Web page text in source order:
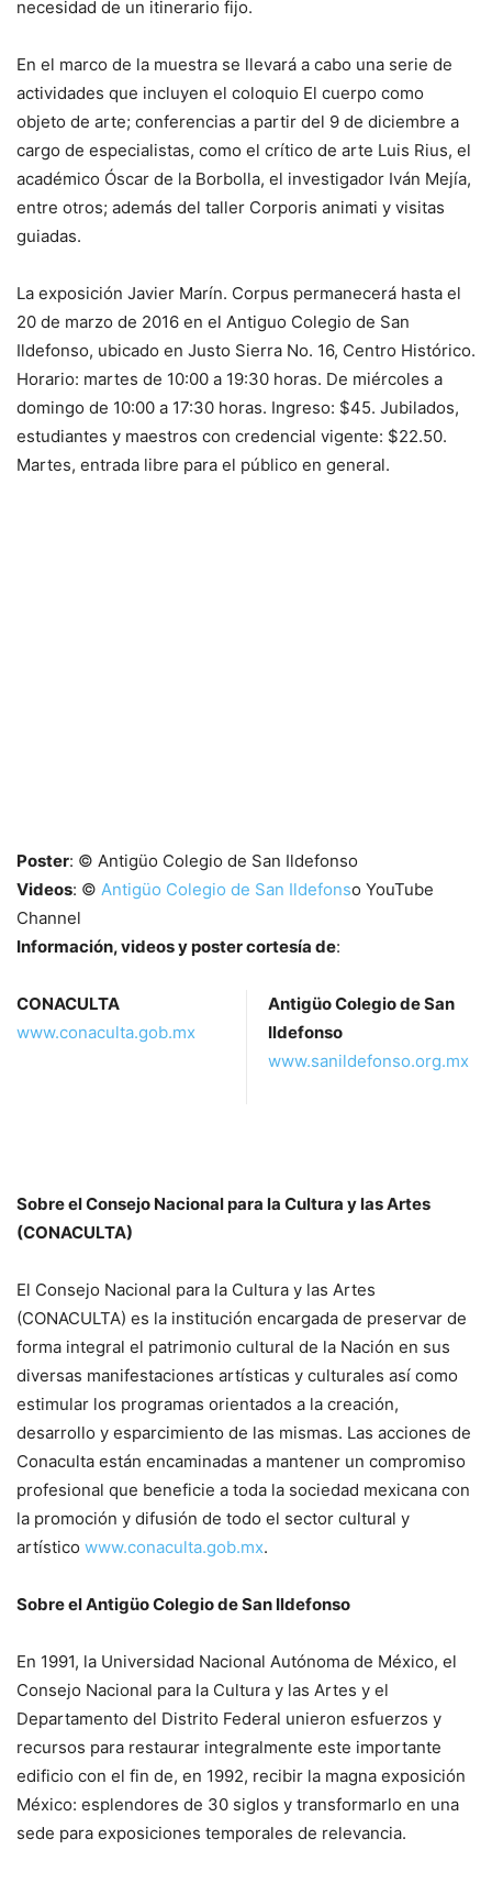
necesidad de un itinerario fijo.
En el marco de la muestra se llevará a cabo una serie de
actividades que incluyen el coloquio El cuerpo como
objeto de arte; conferencias a partir del 9 de diciembre a
cargo de especialistas, como el crítico de arte Luis Rius, el
académico Óscar de la Borbolla, el investigador Iván Mejía,
entre otros; además del taller Corporis animati y visitas
guiadas.
La exposición Javier Marín. Corpus permanecerá hasta el
20 de marzo de 2016 en el Antiguo Colegio de San
Ildefonso, ubicado en Justo Sierra No. 16, Centro Histórico.
Horario: martes de 10:00 a 19:30 horas. De miércoles a
domingo de 10:00 a 17:30 horas. Ingreso: $45. Jubilados,
estudiantes y maestros con credencial vigente: $22.50.
Martes, entrada libre para el público en general.
Poster: © Antigüo Colegio de San Ildefonso
Videos: © Antigüo Colegio de San Ildefonso YouTube
Channel
Información, videos y poster cortesía de:
CONACULTA
www.conaculta.gob.mx
Antigüo Colegio de San
Ildefonso
www.sanildefonso.org.mx
Sobre el Consejo Nacional para la Cultura y las Artes
(CONACULTA)
El Consejo Nacional para la Cultura y las Artes
(CONACULTA) es la institución encargada de preservar de
forma integral el patrimonio cultural de la Nación en sus
diversas manifestaciones artísticas y culturales así como
estimular los programas orientados a la creación,
desarrollo y esparcimiento de las mismas. Las acciones de
Conaculta están encaminadas a mantener un compromiso
profesional que beneficie a toda la sociedad mexicana con
la promoción y difusión de todo el sector cultural y
artístico www.conaculta.gob.mx.
Sobre el Antigüo Colegio de San Ildefonso
En 1991, la Universidad Nacional Autónoma de México, el
Consejo Nacional para la Cultura y las Artes y el
Departamento del Distrito Federal unieron esfuerzos y
recursos para restaurar integralmente este importante
edificio con el fin de, en 1992, recibir la magna exposición
México: esplendores de 30 siglos y transformarlo en una
sede para exposiciones temporales de relevancia.